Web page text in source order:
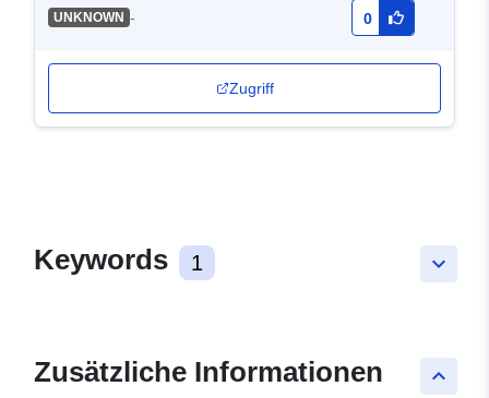
UNKNOWN - 0
Zugriff
keyboard_arrow_down
Keywords 1
keyboard_arrow_up
Zusätzliche Informationen